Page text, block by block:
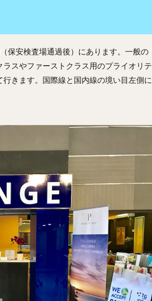
保安検査場通過後）にあります。一般の
スやファーストクラス用のプライオリテ
きます。国際線と国内線の境い目左側に